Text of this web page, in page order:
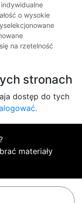
o wysokie
na rzetelność
stronach
dostęp do tych
materiały